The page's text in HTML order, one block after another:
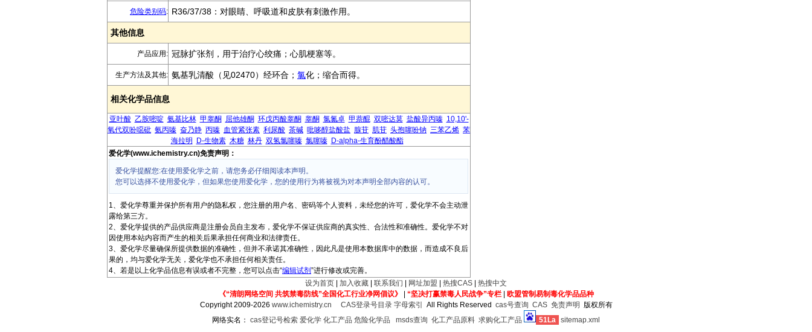
危险类别码: R36/37/38：对眼睛、呼吸道和皮肤有刺激作用。
其他信息
产品应用: 冠脉扩张剂，用于治疗心绞痛；心肌梗塞等。
生产方法及其他: 氨基乳清酸（见02470）经环合； 氯化；缩合而得。
相关化学品信息
亚叶酸 乙胺嘧啶 氨基比林 甲睾酮 屈他雄酮 环戊丙酸睾酮 睾酮 氯氮卓 甲萘醌 双嘧达莫 盐酸异丙嗪 10,10'-
氧代双吩噁砒 氨丙嗪 奋乃静 丙嗪 血管紧张素 利尿酸 茶碱 吡哆醇盐酸盐 腺苷 肌苷 头孢噻吩钠 三苯乙烯 苯
海拉明
D-生物素 木糖 林丹 双氢氯噻嗪 氯噻嗪
D-alpha-生育酚醋酸酯
爱化学(www.ichemistry.cn)免责声明：
爱化学提醒您:在使用爱化学之前，请您务必仔细阅读本声明。
您可以选择不使用爱化学，但如果您使用爱化学，您的使用行为将被视为对本声明全部内容的认可。
1、爱化学尊重并保护所有用户的隐私权，您注册的用户名、密码等个人资料，未经您的许可，爱化学不会主动泄
露给第三方。
2、爱化学提供的产品供应商是注册会员自主发布，爱化学不保证供应商的真实性、合法性和准确性。爱化学不对
因使用本站内容而产生的相关后果承担任何商业和法律责任。
3、爱化学尽量确保所提供数据的准确性，但并不承诺其准确性，因此凡是使用本数据库中的数据，而造成不良后
果的，均与爱化学无关，爱化学也不承担任何相关责任。
4、若是以上化学品信息有误或者不完整，您可以点击“编辑试剂 ”进行修改或完善。
设为首页 加入收藏 联系我们 网址加盟 热搜CAS
热搜中文
《“清朗网络空间 共筑禁毒防线”全国化工行业净网倡议》
“坚决打赢禁毒人民战争”专栏|
欧盟管制易制毒化学品品种
Copyright 2009-2026 www.ichemistry.cn CAS登录号目录 字母索引 All Rights Reserved cas号查询 CAS 免责声明 版权所有
网络实名： cas登记号检索 爱化学 化工产品 危险化学品 msds查询 化工产品原料 求购化工产品 51La sitemap.xml